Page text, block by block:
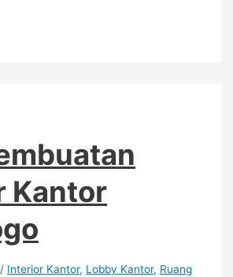
Kantor
/ Interior Kantor, Lobby Kantor, Ruang